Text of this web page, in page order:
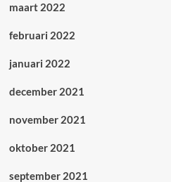
maart 2022
februari 2022
januari 2022
december 2021
november 2021
oktober 2021
september 2021